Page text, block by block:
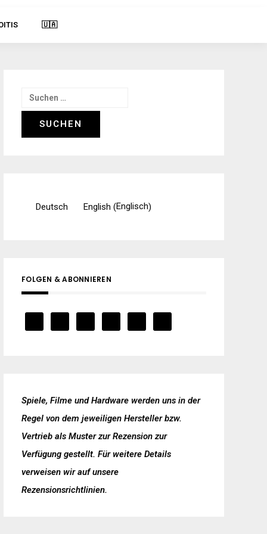
🇺🇦
Suchen
nach:
Deutsch English (Englisch)
FOLGEN & ABONNIEREN
Spiele, Filme und Hardware werden uns in der
Regel von dem jeweiligen Hersteller bzw.
Vertrieb als Muster zur Rezension zur
Verfügung gestellt. Für weitere Details
verweisen wir auf unsere
Rezensionsrichtlinien.